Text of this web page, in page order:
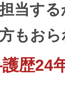
当す
もおら
歴24